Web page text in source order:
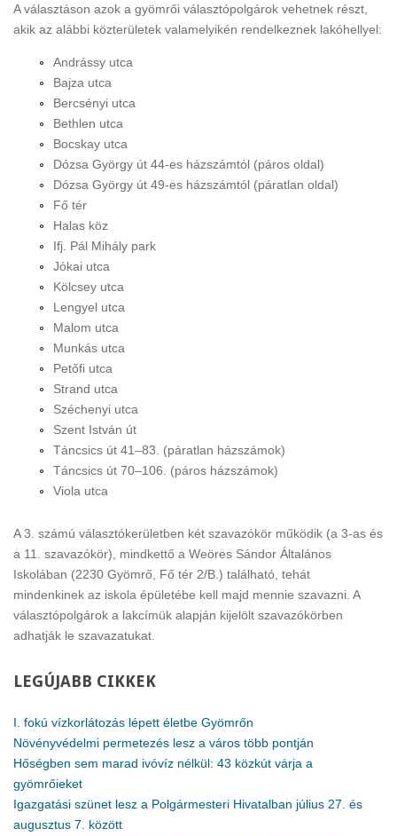
A választáson azok a gyömrői választópolgárok vehetnek részt,
akik az alábbi közterületek valamelyikén rendelkeznek lakóhellyel:
Andrássy utca
Bajza utca
Bercsényi utca
Bethlen utca
Bocskay utca
Dózsa György út 44-es házszámtól (páros oldal)
Dózsa György út 49-es házszámtól (páratlan oldal)
Fő tér
Halas köz
Ifj. Pál Mihály park
Jókai utca
Kölcsey utca
Lengyel utca
Malom utca
Munkás utca
Petőfi utca
Strand utca
Széchenyi utca
Szent István út
Táncsics út 41–83. (páratlan házszámok)
Táncsics út 70–106. (páros házszámok)
Viola utca
A 3. számú választókerületben két szavazókör működik (a 3-as és
a 11. szavazókör), mindkettő a Weöres Sándor Általános
Iskolában (2230 Gyömrő, Fő tér 2/B.) található, tehát
mindenkinek az iskola épületébe kell majd mennie szavazni. A
választópolgárok a lakcímük alapján kijelölt szavazókörben
adhatják le szavazatukat.
LEGÚJABB CIKKEK
I. fokú vízkorlátozás lépett életbe Gyömrőn
Növényvédelmi permetezés lesz a város több pontján
Hőségben sem marad ivóvíz nélkül: 43 közkút várja a
gyömrőieket
Igazgatási szünet lesz a Polgármesteri Hivatalban július 27. és
augusztus 7. között